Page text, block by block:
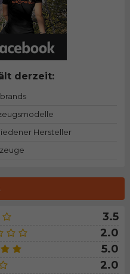
3.5
2.0
5.0
2.0
derzeit:
Hersteller